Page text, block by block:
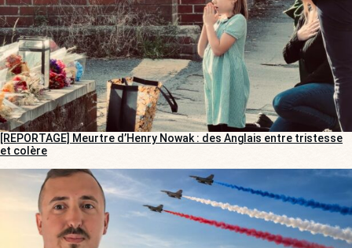
[REPORTAGE] Meurtre d’Henry Nowak : des Anglais entre tristesse
et colère